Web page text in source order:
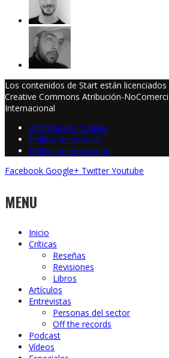
Los contenidos de Start están
Creative Commons Atribución-
Internacional
Información cookies
Política de cookies
Política de privacidad
Facebook Google+ Twitter Youtube
MENU
Inicio
Críticas
Reseñas
Revisiones
Libros
Artículos
Entrevistas
Personas del sector
Off the records
Podcast
Vídeos